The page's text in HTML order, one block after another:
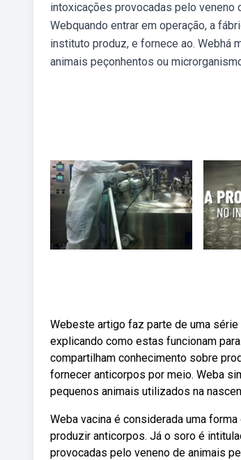
intoxicações provocadas pelo
Webquando entrar em operação, a
instituto produz, e fornece ao. Webhá
animais peçonhentos ou
Webeste artigo faz parte de uma
explicando como estas funcionam
compartilham conhecimento sobre
fornecer anticorpos por meio. Weba
pequenos animais utilizados na
Weba vacina é considerada uma
produzir anticorpos. Já o soro é
provocadas pelo veneno de animais